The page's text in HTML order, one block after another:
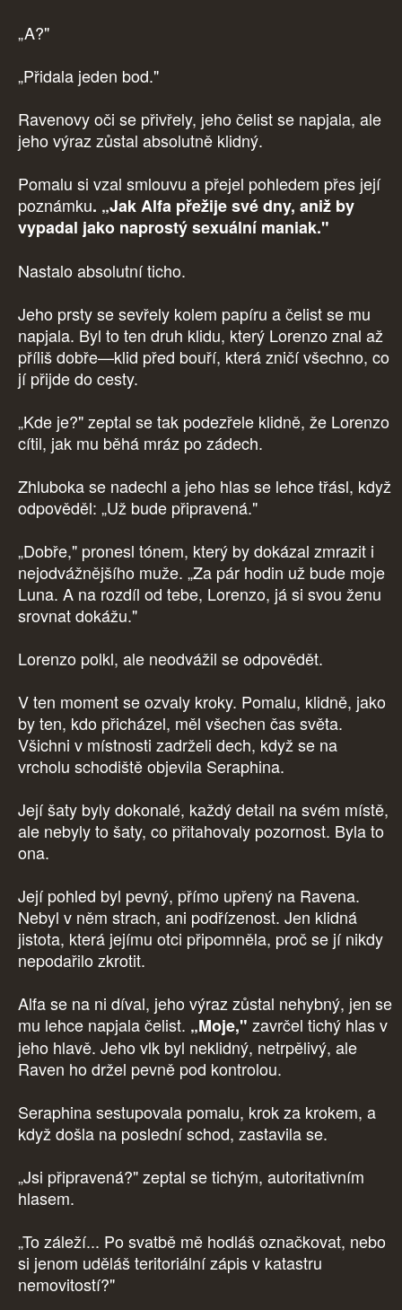
„A?"
„Přidala jeden bod."
Ravenovy oči se přivřely, jeho čelist se napjala, ale
jeho výraz zůstal absolutně klidný.
Pomalu si vzal smlouvu a přejel pohledem přes její
poznámku. „Jak Alfa přežije své dny, aniž by
vypadal jako naprostý sexuální maniak."
Nastalo absolutní ticho.
Jeho prsty se sevřely kolem papíru a čelist se mu
napjala. Byl to ten druh klidu, který Lorenzo znal až
příliš dobře—klid před bouří, která zničí všechno, co
jí přijde do cesty.
„Kde je?" zeptal se tak podezřele klidně, že Lorenzo
cítil, jak mu běhá mráz po zádech.
Zhluboka se nadechl a jeho hlas se lehce třásl, když
odpověděl: „Už bude připravená."
„Dobře," pronesl tónem, který by dokázal zmrazit i
nejodvážnějšího muže. „Za pár hodin už bude moje
Luna. A na rozdíl od tebe, Lorenzo, já si svou ženu
srovnat dokážu."
Lorenzo polkl, ale neodvážil se odpovědět.
V ten moment se ozvaly kroky. Pomalu, klidně, jako
by ten, kdo přicházel, měl všechen čas světa.
Všichni v místnosti zadrželi dech, když se na
vrcholu schodiště objevila Seraphina.
Její šaty byly dokonalé, každý detail na svém místě,
ale nebyly to šaty, co přitahovaly pozornost. Byla to
ona.
Její pohled byl pevný, přímo upřený na Ravena.
Nebyl v něm strach, ani podřízenost. Jen klidná
jistota, která jejímu otci připomněla, proč se jí nikdy
nepodařilo zkrotit.
Alfa se na ni díval, jeho výraz zůstal nehybný, jen se
mu lehce napjala čelist. „Moje," zavrčel tichý hlas v
jeho hlavě. Jeho vlk byl neklidný, netrpělivý, ale
Raven ho držel pevně pod kontrolou.
Seraphina sestupovala pomalu, krok za krokem, a
když došla na poslední schod, zastavila se.
„Jsi připravená?" zeptal se tichým, autoritativním
hlasem.
„To záleží... Po svatbě mě hodláš označkovat, nebo
si jenom uděláš teritoriální zápis v katastru
nemovitostí?"